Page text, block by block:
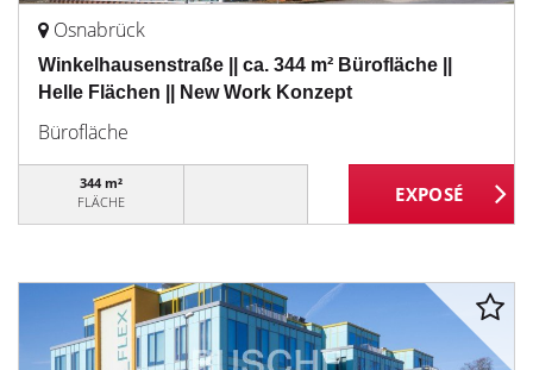
Osnabrück
Winkelhausenstraße || ca. 344 m² Bürofläche ||
Helle Flächen || New Work Konzept
Bürofläche
344 m²
FLÄCHE